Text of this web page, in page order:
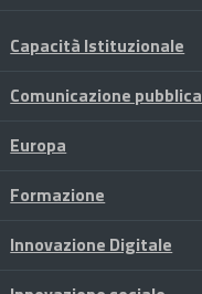
Capacità Istituzionale
Comunicazione pubblica
Europa
Formazione
Innovazione Digitale